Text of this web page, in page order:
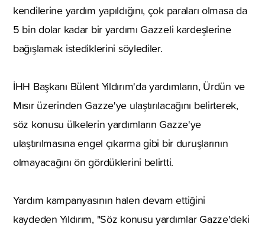
kendilerine yardım yapıldığını, çok paraları olmasa da
5 bin dolar kadar bir yardımı Gazzeli kardeşlerine
bağışlamak istediklerini söylediler.
İHH Başkanı Bülent Yıldırım'da yardımların, Ürdün ve
Mısır üzerinden Gazze'ye ulaştırılacağını belirterek,
söz konusu ülkelerin yardımların Gazze'ye
ulaştırılmasına engel çıkarma gibi bir duruşlarının
olmayacağını ön gördüklerini belirtti.
Yardım kampanyasının halen devam ettiğini
kaydeden Yıldırım, "Söz konusu yardımlar Gazze'deki